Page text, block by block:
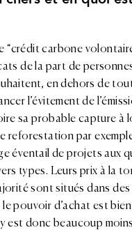
“crédit carbone
de la part de
en dehors de
l’évitement de
sa probable capture à
reforestation par
éventail de projets aux
types. Leurs prix à la
sont situés dans des
pouvoir d’achat est
est donc beaucoup